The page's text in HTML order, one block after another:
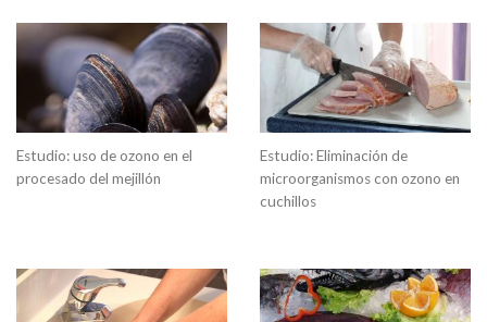
Estudio: uso de ozono en el
procesado del mejillón
Estudio: Eliminación de
microorganismos con ozono en
cuchillos